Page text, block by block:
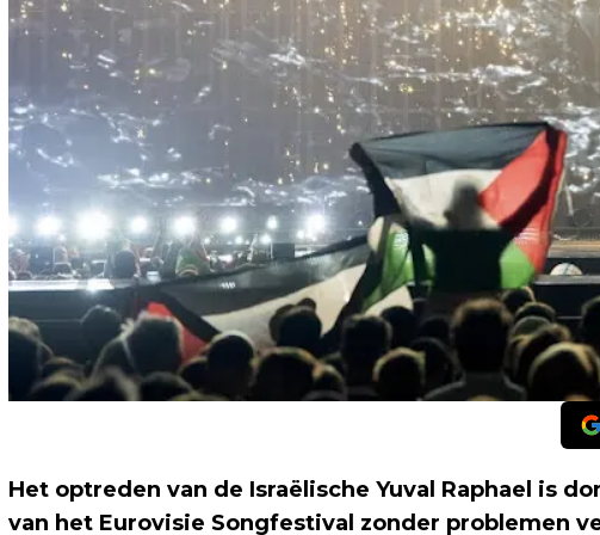
Het optreden van de Israëlische Yuval Raphael is
van het Eurovisie Songfestival zonder problemen